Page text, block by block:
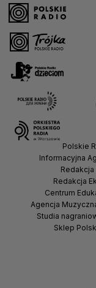
Polskie
Informacyjna
Redakcja
Centrum
Agencja
Studia
Sklep